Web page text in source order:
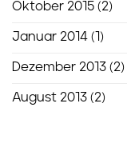
Oktober 2015 (2)
Januar 2014 (1)
Dezember 2013 (2)
August 2013 (2)